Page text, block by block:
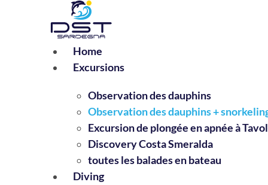
Home
Excursions
Observation des dauphins
Observation des dauphins +
Excursion de plongée en apnée à
Discovery Costa Smeralda
toutes les balades en bateau
Diving